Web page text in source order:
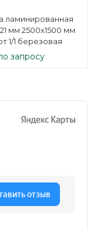
ламинированная
мм 2500х1500 мм
1/1 березовая
запросу